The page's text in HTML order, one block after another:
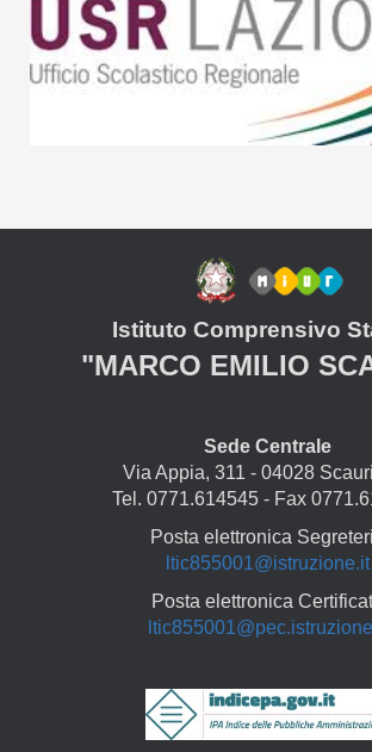
Istituto Comprensivo
"MARCO EMILIO
Sede Centrale
Via Appia, 311 - 04028
Tel. 0771.614545 - Fax
Posta elettronica
ltic855001@istruzione.it
Posta elettronica